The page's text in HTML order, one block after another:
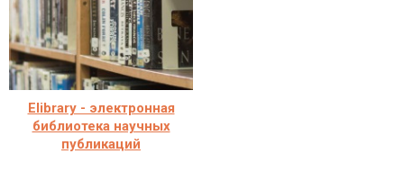
Elibrary - электронная
библиотека научных
публикаций